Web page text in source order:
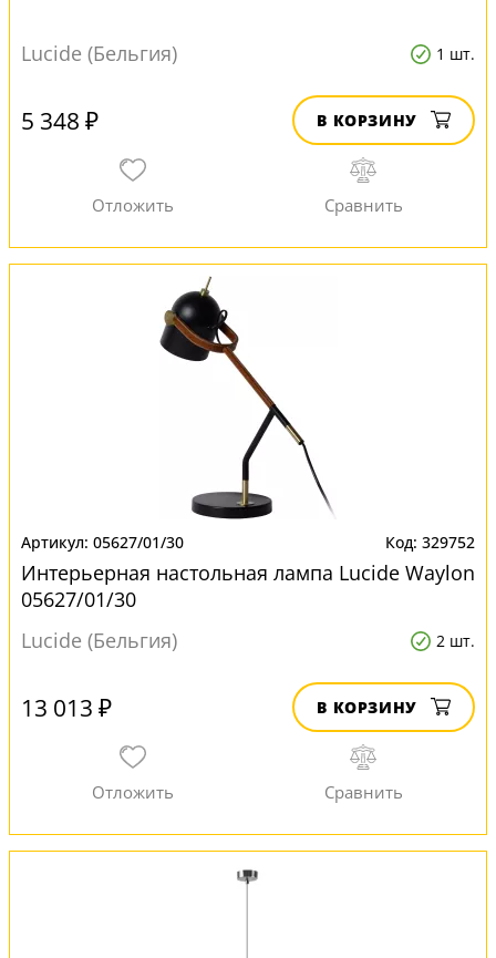
Lucide (Бельгия) 1 шт.
5 348 ₽ В КОРЗИНУ
05627/01/30 329752
Интерьерная настольная лампа Lucide Waylon
05627/01/30
Lucide (Бельгия)
2 шт.
13 013 ₽ В КОРЗИНУ